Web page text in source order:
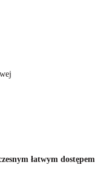
łatwym dostępem